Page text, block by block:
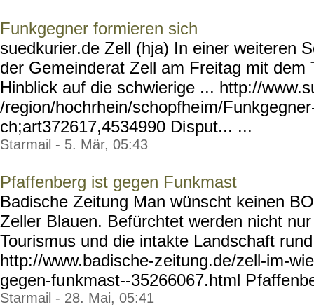
Funkgegner formieren sich
suedkurier.de Zell (hja) In einer weiteren
der Gemeinderat Zell am Freitag mit
Hinblick auf die schwierige ... http://
/region/hochrhein/schopfheim/
ch;art372617,4534990 Disput... ...
Starmail - 5. Mär, 05:43
Pfaffenberg ist gegen Funkmast
Badische Zeitung Man wünscht keinen
Zeller Blauen. Befürchtet werden nicht
Tourismus und die intakte Landschaft
http://www.badische-zeitung.de/zell-im-
gegen-funkmast--35266067.html P
Starmail - 28. Mai, 05:41